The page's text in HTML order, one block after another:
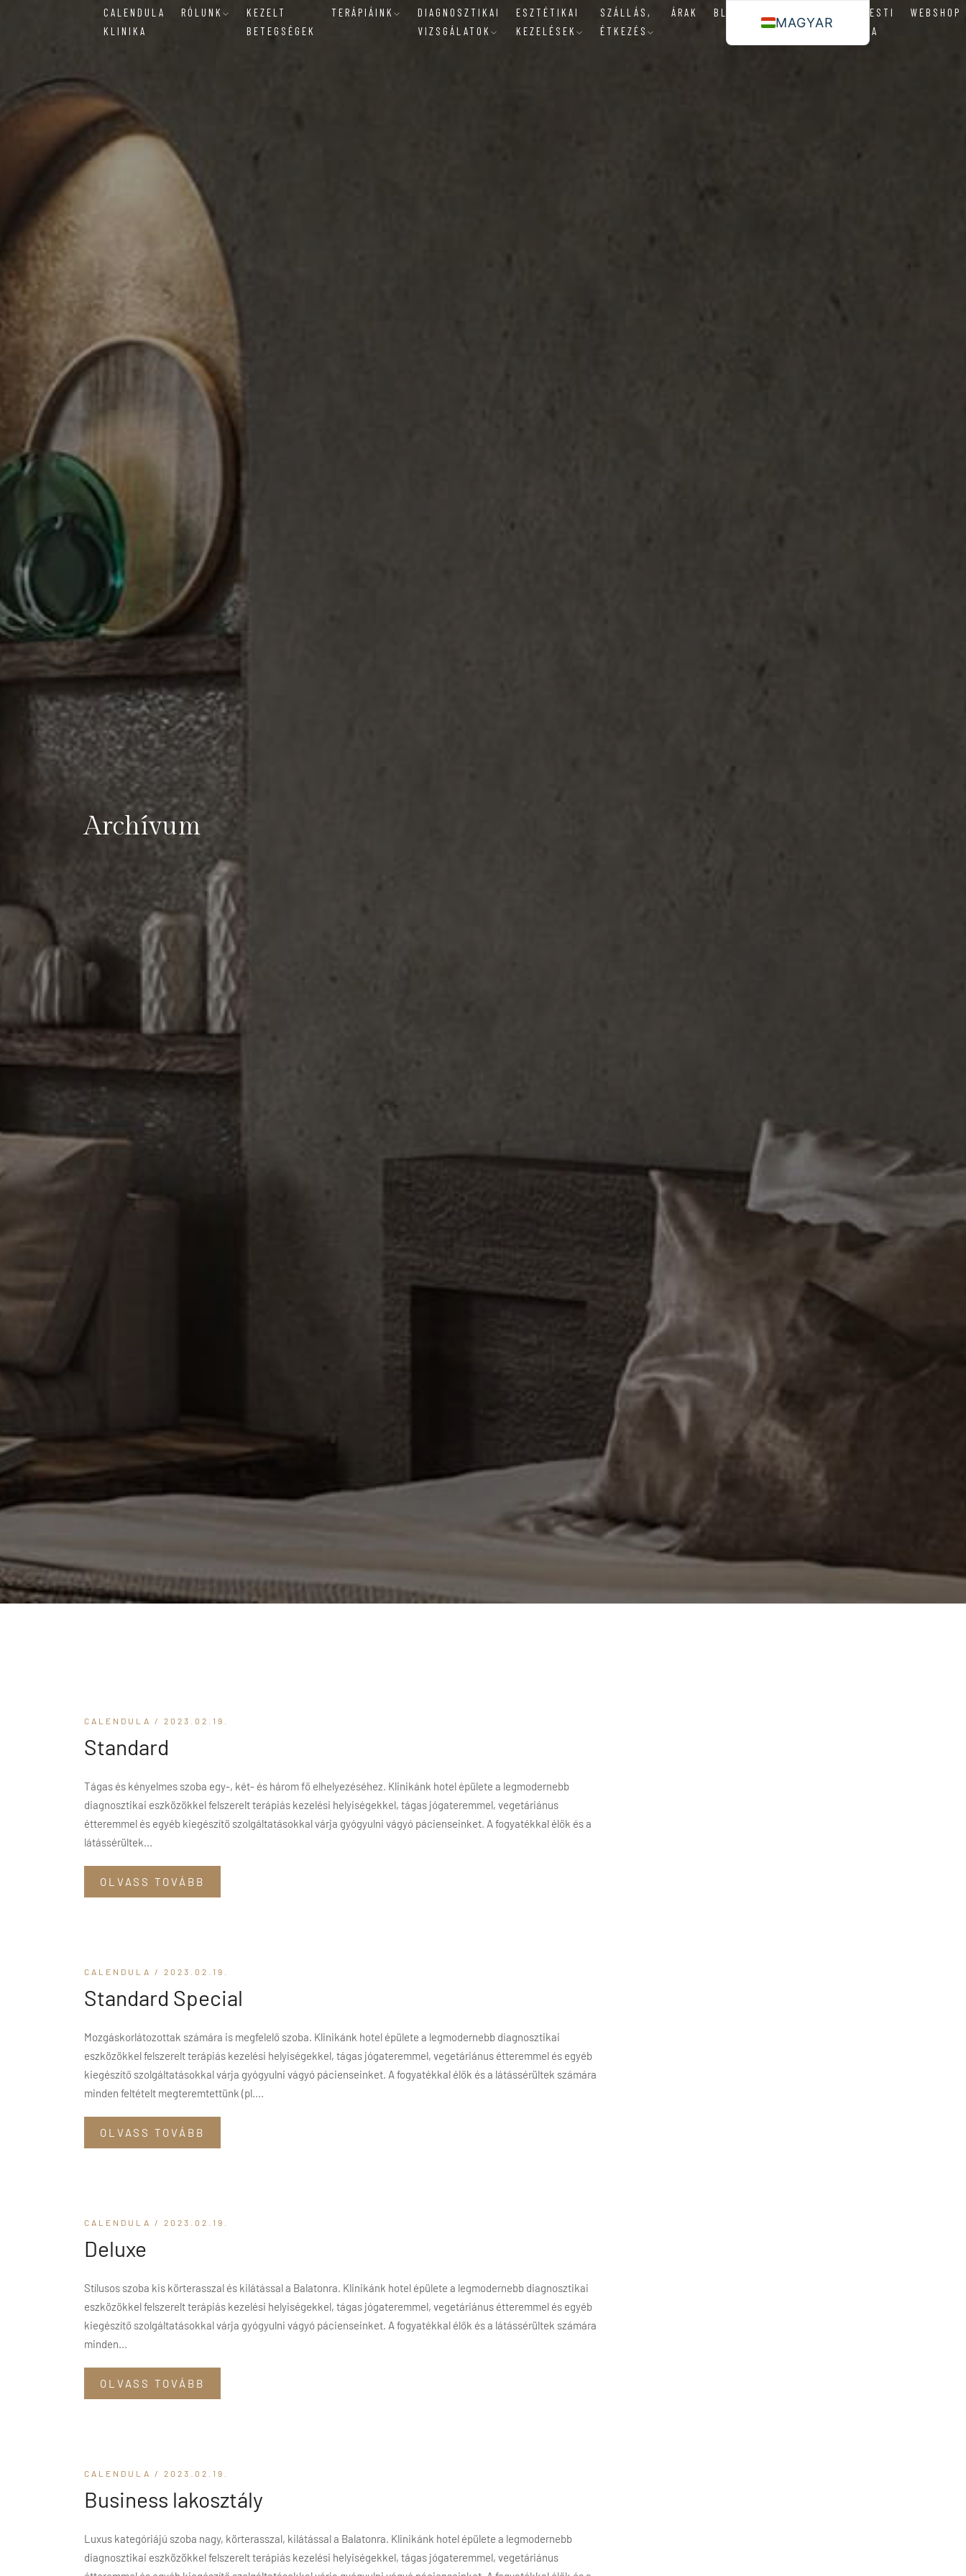
CALENDULA
KLINIKA
RÓLUNK
KEZELT
BETEGSÉGEK
TERÁPIÁINK
DIAGNOSZTIKAI
VIZSGÁLATOK
ESZTÉTIKAI
KEZELÉSEK
SZÁLLÁS,
ÉTKEZÉS
ÁRAK BLOG
BUDAPESTI
KLINIKA
WEBSHOP
Archívum
CALENDULA / 2023.02.19.
Standard
Tágas és kényelmes szoba egy-, két- és három fő elhelyezéséhez. Klinikánk hotel épülete a legmodernebb
diagnosztikai eszközökkel felszerelt terápiás kezelési helyiségekkel, tágas jógateremmel, vegetáriánus
étteremmel és egyéb kiegészítő szolgáltatásokkal várja gyógyulni vágyó pácienseinket. A fogyatékkal élők és a
látássérültek...
OLVASS TOVÁBB
CALENDULA / 2023.02.19.
Standard Special
Mozgáskorlátozottak számára is megfelelő szoba. Klinikánk hotel épülete a legmodernebb diagnosztikai
eszközökkel felszerelt terápiás kezelési helyiségekkel, tágas jógateremmel, vegetáriánus étteremmel és egyéb
kiegészítő szolgáltatásokkal várja gyógyulni vágyó pácienseinket. A fogyatékkal élők és a látássérültek számára
minden feltételt megteremtettünk (pl....
OLVASS TOVÁBB
CALENDULA / 2023.02.19.
Deluxe
Stílusos szoba kis körterasszal és kilátással a Balatonra. Klinikánk hotel épülete a legmodernebb diagnosztikai
eszközökkel felszerelt terápiás kezelési helyiségekkel, tágas jógateremmel, vegetáriánus étteremmel és egyéb
kiegészítő szolgáltatásokkal várja gyógyulni vágyó pácienseinket. A fogyatékkal élők és a látássérültek számára
minden...
OLVASS TOVÁBB
CALENDULA / 2023.02.19.
Business lakosztály
Luxus kategóriájú szoba nagy, körterasszal, kilátással a Balatonra. Klinikánk hotel épülete a legmodernebb
diagnosztikai eszközökkel felszerelt terápiás kezelési helyiségekkel, tágas jógateremmel, vegetáriánus
MAGYAR